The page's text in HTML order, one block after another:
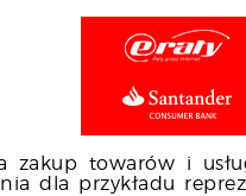
zakup towarów i
dla przykładu